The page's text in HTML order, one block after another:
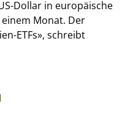
Dollar in europäische
einem Monat. Der
ETFs», schreibt